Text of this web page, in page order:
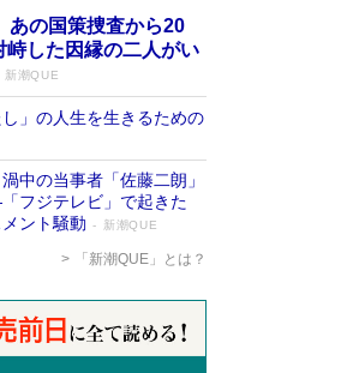
の国策捜査から20
峙した因縁の二人がい
新潮QUE
」の人生を生きるための
中の当事者「佐藤二朗」
フジテレビ」で起きた
メント騒動
新潮QUE
「新潮QUE」とは？